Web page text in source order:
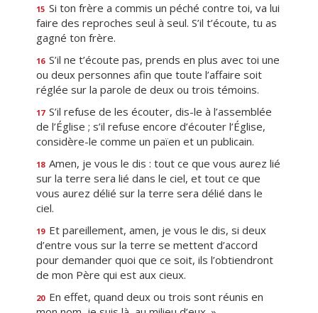
15 Si ton frère a commis un péché contre toi, va lui
faire des reproches seul à seul. S’il t’écoute, tu as
gagné ton frère.
16 S’il ne t’écoute pas, prends en plus avec toi une
ou deux personnes afin que toute l’affaire soit
réglée sur la parole de deux ou trois témoins.
17 S’il refuse de les écouter, dis-le à l’assemblée
de l’Église ; s’il refuse encore d’écouter l’Église,
considère-le comme un païen et un publicain.
18 Amen, je vous le dis : tout ce que vous aurez lié
sur la terre sera lié dans le ciel, et tout ce que
vous aurez délié sur la terre sera délié dans le
ciel.
19 Et pareillement, amen, je vous le dis, si deux
d’entre vous sur la terre se mettent d’accord
pour demander quoi que ce soit, ils l’obtiendront
de mon Père qui est aux cieux.
20 En effet, quand deux ou trois sont réunis en